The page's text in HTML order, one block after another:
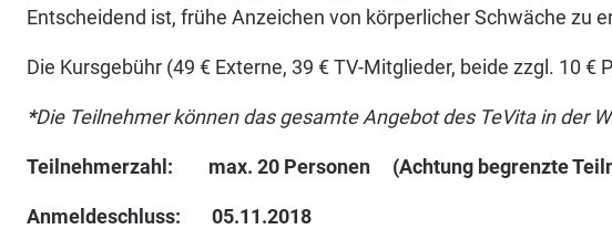
Entscheidend ist, frühe Anzeichen von körperlicher Schwäche
Die Kursgebühr (49 € Externe, 39 € TV-Mitglieder, beide zzgl. 10
*Die Teilnehmer können das gesamte Angebot des TeVita in der
Teilnehmerzahl: max. 20 Personen (Achtung begrenzte
Anmeldeschluss: 05.11.2018